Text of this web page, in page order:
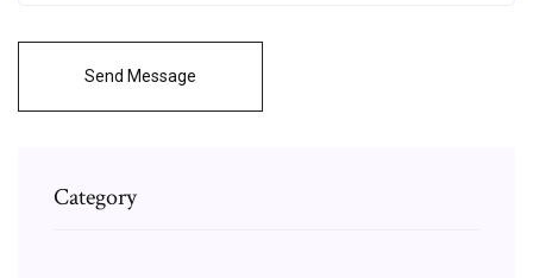
Send Message
Category